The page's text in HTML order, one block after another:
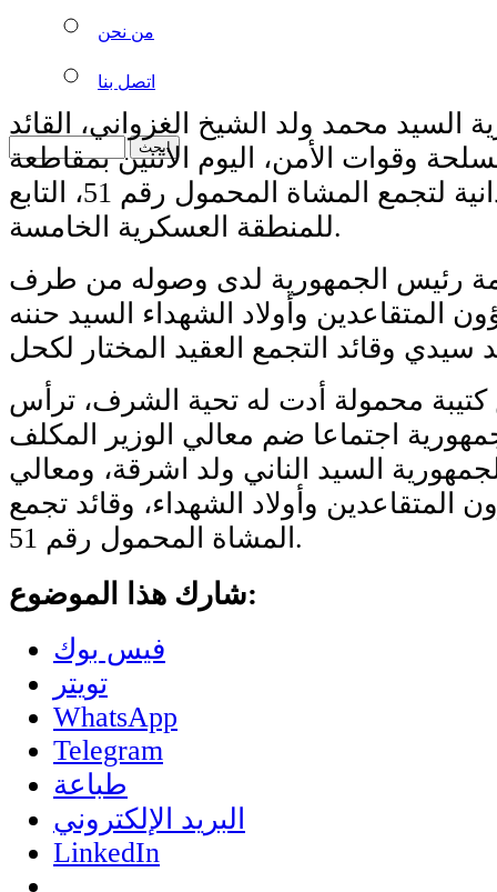
من نحن
اتصل بنا
السيد محمد ولد الشيخ الغزواني، القائد
وقوات الأمن، اليوم الاثنين بمقاطعة
باسكنو، زيارة ميدانية لتجمع المشاة المحمول رقم 51، التابع
للمنطقة العسكرية الخامسة.
رئيس الجمهورية لدى وصوله من طرف
المتقاعدين وأولاد الشهداء السيد حننه
محمولة أدت له تحية الشرف، ترأس
اجتماعا ضم معالي الوزير المكلف
السيد الناني ولد اشرقة، ومعالي
المتقاعدين وأولاد الشهداء، وقائد تجمع
المشاة المحمول رقم 51.
شارك هذا الموضوع:
فيس بوك
تويتر
WhatsApp
Telegram
طباعة
البريد الإلكتروني
LinkedIn